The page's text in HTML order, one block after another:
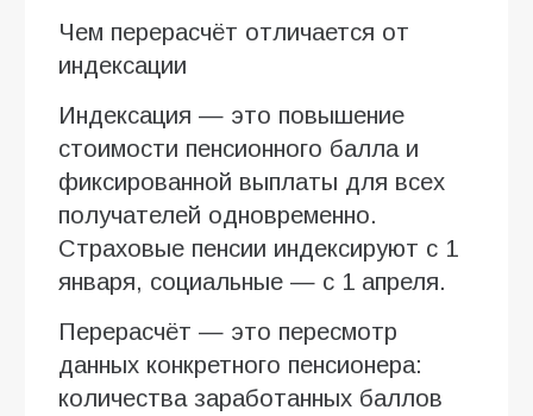
Чем перерасчёт отличается от
индексации
Индексация — это повышение
стоимости пенсионного балла и
фиксированной выплаты для всех
получателей одновременно.
Страховые пенсии индексируют с 1
января, социальные — с 1 апреля.
Перерасчёт — это пересмотр
данных конкретного пенсионера:
количества заработанных баллов